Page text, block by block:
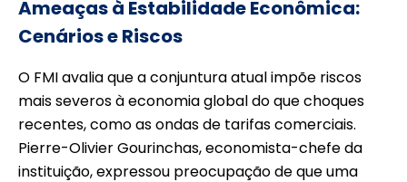
Ameaças à Estabilidade Econômica:
Cenários e Riscos
O FMI avalia que a conjuntura atual impõe riscos
mais severos à economia global do que choques
recentes, como as ondas de tarifas comerciais.
Pierre-Olivier Gourinchas, economista-chefe da
instituição, expressou preocupação de que uma